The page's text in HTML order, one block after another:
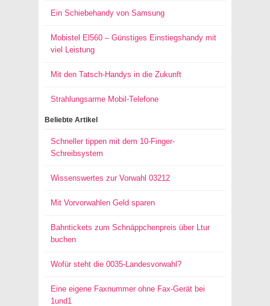
Ein Schiebehandy von Samsung
Mobistel El560 – Günstiges Einstiegshandy mit
viel Leistung
Mit den Tatsch-Handys in die Zukunft
Strahlungsarme Mobil-Telefone
Beliebte Artikel
Schneller tippen mit dem 10-Finger-
Schreibsystem
Wissenswertes zur Vorwahl 03212
Mit Vorvorwahlen Geld sparen
Bahntickets zum Schnäppchenpreis über Ltur
buchen
Wofür steht die 0035-Landesvorwahl?
Eine eigene Faxnummer ohne Fax-Gerät bei
1und1